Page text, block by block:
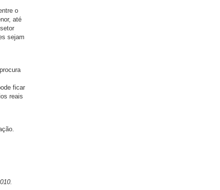
o
até
sejam
ficar
reais